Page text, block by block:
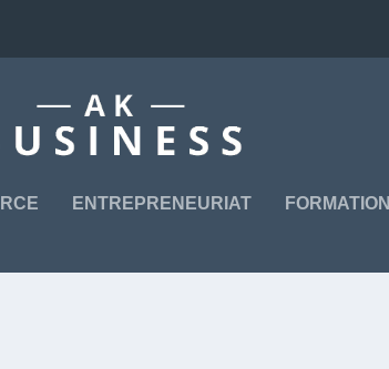
ENTREPRENEURIAT FORMATION